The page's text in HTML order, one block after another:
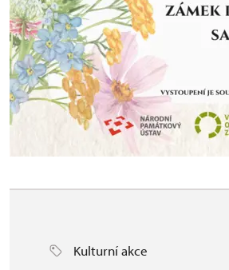
Kulturní akce